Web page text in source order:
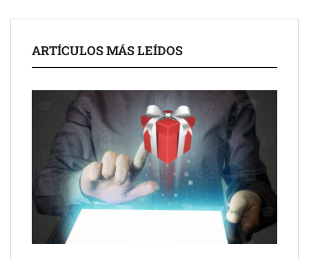
despacho de abogados Málaga de referencia para empresas y
Brisas del Estrecho abastece a la hostelería de Sevilla
conectando lonjas con establecimientos
ARTÍCULOS MÁS LEÍDOS